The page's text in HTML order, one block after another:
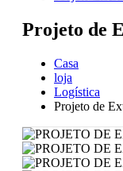
Projeto de
Casa
loja
Logística
Projeto de